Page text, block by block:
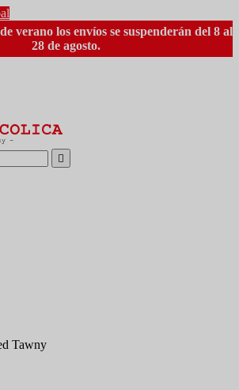
verano los envíos se suspenderán del 8 al
28 de agosto.

Tawny